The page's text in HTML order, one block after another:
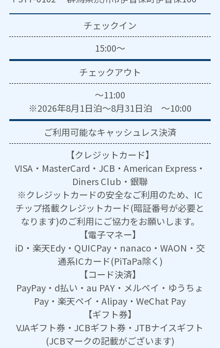
チェックイン
15:00～
チェックアウト
～11:00
※2026年8月1日泊～8月31日泊 ～10:00
ご利用可能なキャッシュレス決済
【クレジットカード】
VISA・MasterCard・JCB・American Express・
Diners Club・銀聯
※クレジットカードの安全なご利用のため、IC
チップ搭載クレジットカード(暗証番号が必要と
なります)のご利用にご協力をお願いします。
【電子マネー】
iD・楽天Edy・QUICPay・nanaco・WAON・交
通系ICカード(PiTaPa除く)
【コード決済】
PayPay・d払い・au PAY・メルペイ・ゆうちょ
Pay・楽天ペイ・Alipay・WeChat Pay
【ギフト券】
VJAギフト券・JCBギフト券・JTBナイスギフト
(JCBマークの記載がございます)